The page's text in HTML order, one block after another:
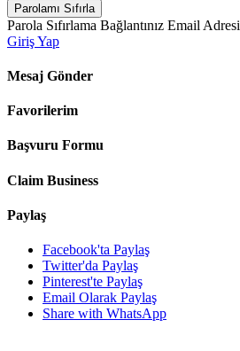
Parolamı Sıfırla
Parola Sıfırlama Bağlantınız Email
Giriş Yap
Mesaj Gönder
Favorilerim
Başvuru Formu
Claim Business
Paylaş
Facebook'ta Paylaş
Twitter'da Paylaş
Pinterest'te Paylaş
Email Olarak Paylaş
Share with WhatsApp